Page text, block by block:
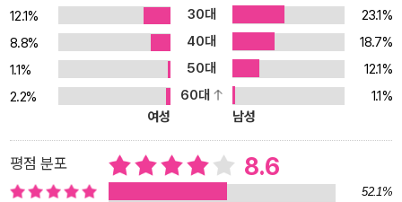
각이 움직이는 흐름을 모니터링 하는 기법이다(생각의 2중 스캐닝 기
법). 생각의 프레임 속에서 관성적으로 움직이는 자신의 생각을 잠시
멈추고 문제를 바라보고 있는 자기 자신을 바라보는 것. 이것이 바로
논리 위의 논리, 생각위의 생각이라고 하는 메타생각이다. 저자는 이
최상위 생각의 개념을 다양한 생각의 기술과 결합시켜서 하나의 창의
적 발상을 만들어 내는 ‘생각의 점화장치’로 구체화 시키고 있다. 생각
하는 법 우리는 학교나 일터에서 항상 무언가를 배우며 그것을 통해
세상과 자신을 변화시켜 나간다. 그런데 이런 과정 속에서 우리는 정
12.1%
30대
23.1%
8.8%
40대
18.7%
1.1%
50대
12.1%
2.2%
60대
1.1%
여성
남성
평점 분포 8.6
52.1%